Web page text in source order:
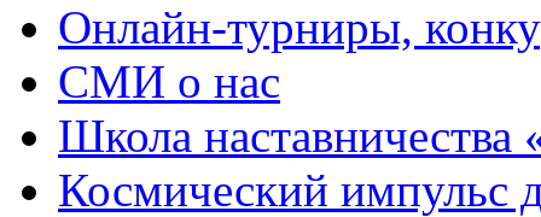
Онлайн-турниры,
СМИ о нас
Школа
Космический импульс